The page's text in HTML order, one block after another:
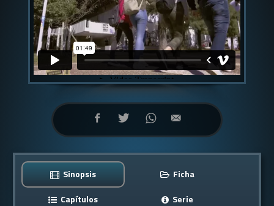
Sinopsis
Ficha
Capítulos
Serie